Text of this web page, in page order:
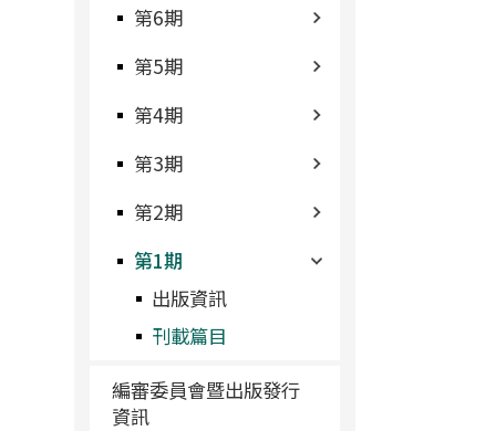
第6期
第5期
第4期
第3期
第2期
第1期
出版資訊
刊載篇目
編審委員會暨出版發行
資訊